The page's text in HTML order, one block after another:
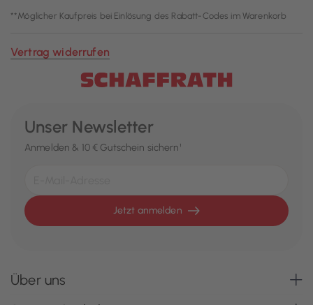
**Möglicher Kaufpreis bei Einlösung des Rabatt-Codes im Warenkorb
Vertrag widerrufen
Unser Newsletter
Anmelden & 10 € Gutschein sichern¹
Jetzt anmelden
Über uns